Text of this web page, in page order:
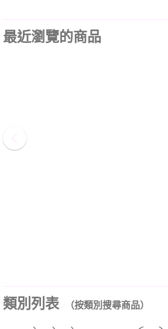
最近瀏覽的商品
類別列表 （按類別搜尋商品）